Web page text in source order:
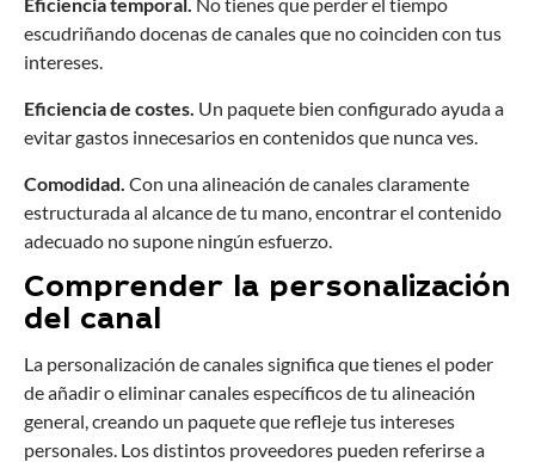
escudriñando docenas de canales que no coinciden con tus
intereses.
Eficiencia de costes. Un paquete bien configurado ayuda a
evitar gastos innecesarios en contenidos que nunca ves.
Comodidad. Con una alineación de canales claramente
estructurada al alcance de tu mano, encontrar el contenido
adecuado no supone ningún esfuerzo.
Comprender la personalización
del canal
La personalización de canales significa que tienes el poder
de añadir o eliminar canales específicos de tu alineación
general, creando un paquete que refleje tus intereses
personales. Los distintos proveedores pueden referirse a